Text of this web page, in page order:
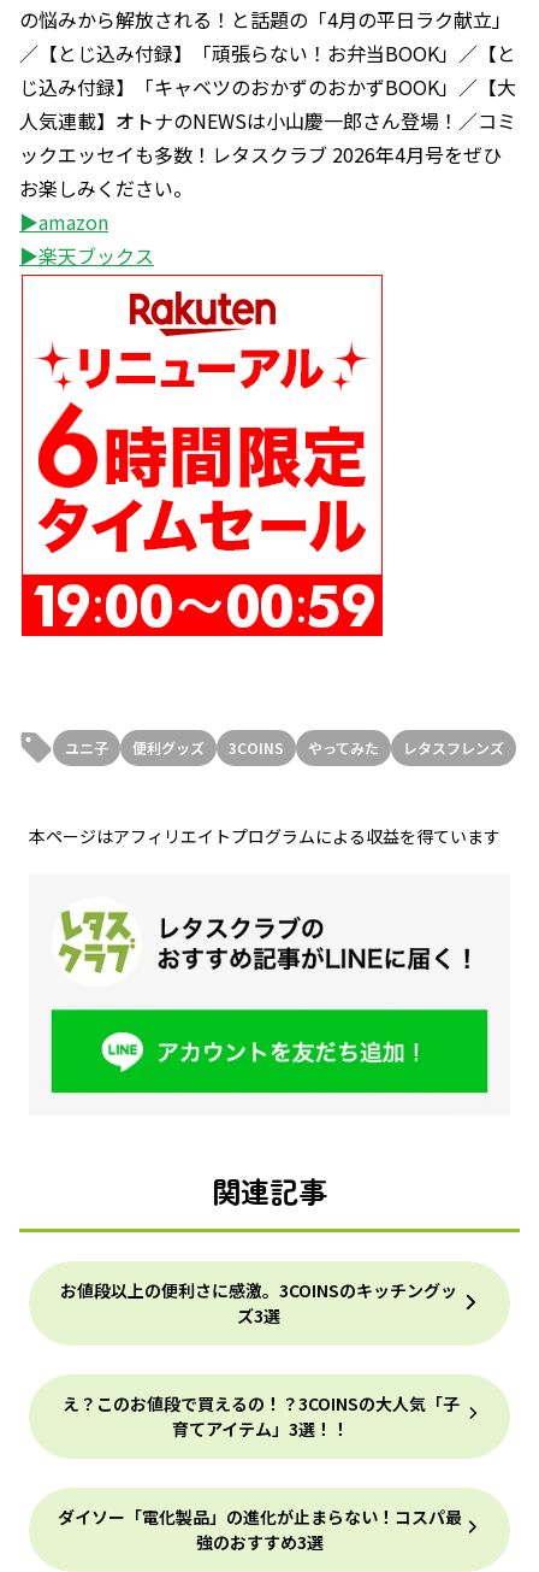
の悩みから解放される！と話題の「4月の平日ラク献立」
／【とじ込み付録】「頑張らない！お弁当BOOK」／【と
じ込み付録】「キャベツのおかずのおかずBOOK」／【大
人気連載】オトナのNEWSは小山慶一郎さん登場！／コミ
ックエッセイも多数！レタスクラブ 2026年4月号をぜひ
お楽しみください。
▶amazon
▶楽天ブックス
ユニ子 便利グッズ 3COINS やってみた レタスフレンズ
本ページはアフィリエイトプログラムによる収益を得ています
関連記事
お値段以上の便利さに感激。3COINSのキッチングッ
ズ3選
え？このお値段で買えるの！？3COINSの大人気「子
育てアイテム」3選！！
ダイソー「電化製品」の進化が止まらない！コスパ最
強のおすすめ3選